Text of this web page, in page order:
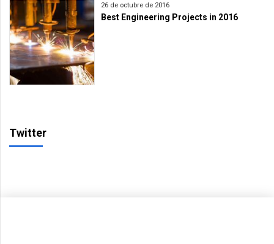
26 de octubre de 2016
Best Engineering Projects in 2016
Twitter